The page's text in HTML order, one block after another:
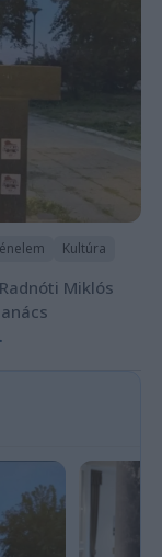
Kultúra
Miklós